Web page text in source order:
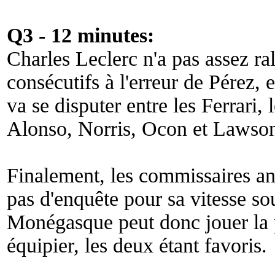
Q3 - 12 minutes:
Charles Leclerc n'a pas assez
consécutifs à l'erreur de Pérez,
va se disputer entre les Ferrari,
Alonso, Norris, Ocon et
Finalement, les commissaires
pas d'enquête pour sa vitesse
Monégasque peut donc jouer
équipier, les deux étant favoris.